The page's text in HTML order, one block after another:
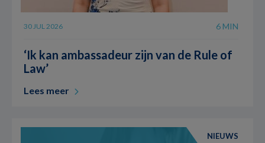
30 JUL 2026 6 MIN
‘Ik kan ambassadeur zijn van de Rule of
Law’
Lees meer
NIEUWS